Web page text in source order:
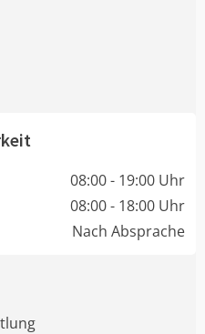
08:00 - 19:00 Uhr
08:00 - 18:00 Uhr
Nach Absprache